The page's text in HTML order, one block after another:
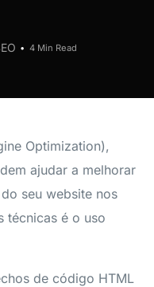
4 Min Read
Optimization),
ajudar a melhorar
seu website nos
técnicas é o uso
de código HTML